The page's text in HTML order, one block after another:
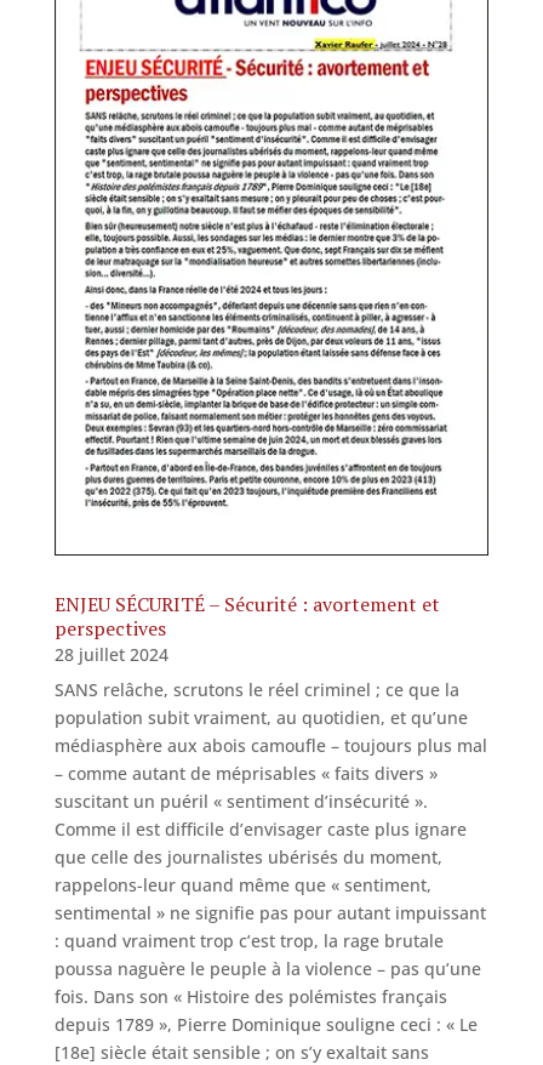
ENJEU SÉCURITÉ – Sécurité : avortement et
perspectives
28 juillet 2024
SANS relâche, scrutons le réel criminel ; ce que la
population subit vraiment, au quotidien, et qu’une
médiasphère aux abois camoufle – toujours plus mal
– comme autant de méprisables « faits divers »
suscitant un puéril « sentiment d’insécurité ».
Comme il est difficile d’envisager caste plus ignare
que celle des journalistes ubérisés du moment,
rappelons-leur quand même que « sentiment,
sentimental » ne signifie pas pour autant impuissant
: quand vraiment trop c’est trop, la rage brutale
poussa naguère le peuple à la violence – pas qu’une
fois. Dans son « Histoire des polémistes français
depuis 1789 », Pierre Dominique souligne ceci : « Le
[18e] siècle était sensible ; on s’y exaltait sans